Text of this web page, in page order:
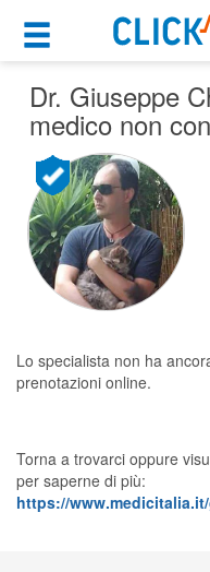
Medico Non
Pescara (PE)
Cosa possiamo offrirti
Per i pazienti
Prenota una
Ricerca
Consulti online
Per gli specialisti
Planner e
Segreteria
Dr. Giuseppe
medico non
Lo specialista non ha
prenotazioni online.
Torna a trovarci oppure
per saperne di più:
https://